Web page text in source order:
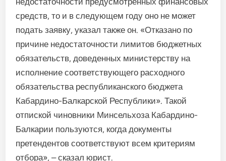
средств, то и в следующем году оно не может
подать заявку, указал также он. «Отказано по
причине недостаточности лимитов бюджетных
обязательств, доведенных министерству на
исполнение соответствующего расходного
обязательства республиканского бюджета
Кабардино-Балкарской Республики». Такой
отпиской чиновники Минсельхоза Кабардино-
Балкарии пользуются, когда документы
претендентов соответствуют всем критериям
отбора», – сказал юрист.